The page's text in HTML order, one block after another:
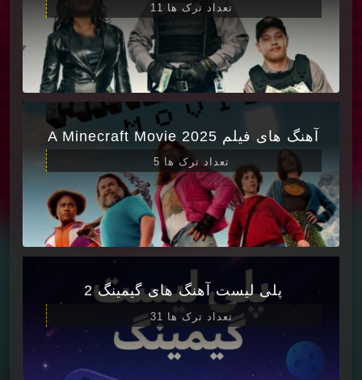
تعداد ترک ها 11
آهنگ های فیلم A Minecraft Movie 2025
تعداد ترک ها 5
پلی لیست آهنگ های گیمینگ 2
تعداد ترک ها 31